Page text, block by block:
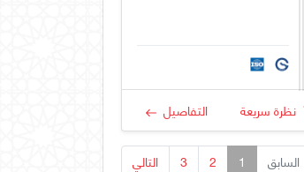
نظرة سريعة التفاصيل
السابق 1
2
3 التالي